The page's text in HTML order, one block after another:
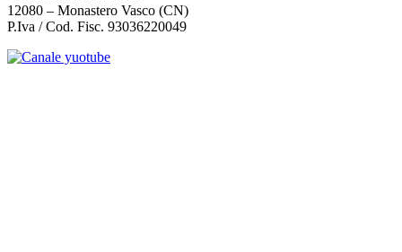
12080 – Monastero Vasco (CN)
P.Iva / Cod. Fisc. 93036220049